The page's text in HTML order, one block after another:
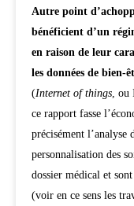
Autre point
bénéficient d’un
en raison de leur
les données de bien-
(Internet of things ,
ce rapport fasse
précisément l’analyse
personnalisation des
dossier médical et
(voir en ce sens les